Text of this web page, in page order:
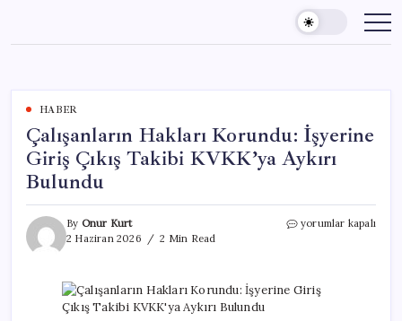
content
HABER
Çalışanların Hakları Korundu: İşyerine
Giriş Çıkış Takibi KVKK’ya Aykırı
Bulundu
By Onur Kurt
2 Haziran 2026
2 Min Read
Çalışanların
Giriş
Çıkış
yorumlar kapalı